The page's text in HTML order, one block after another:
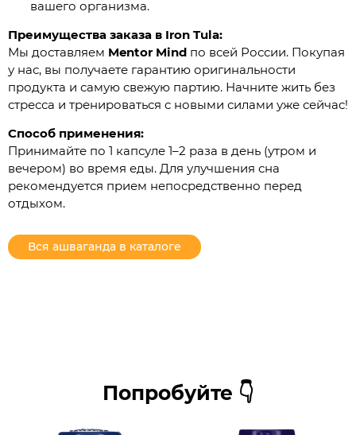
вашего организма.
Преимущества заказа в Iron Tula:
Мы доставляем Mentor Mind по всей России. Покупая
у нас, вы получаете гарантию оригинальности
продукта и самую свежую партию. Начните жить без
стресса и тренироваться с новыми силами уже сейчас!
Способ применения:
Принимайте по 1 капсуле 1–2 раза в день (утром и
вечером) во время еды. Для улучшения сна
рекомендуется прием непосредственно перед
отдыхом.
Вся ашваганда в каталоге
Попробуйте 👇